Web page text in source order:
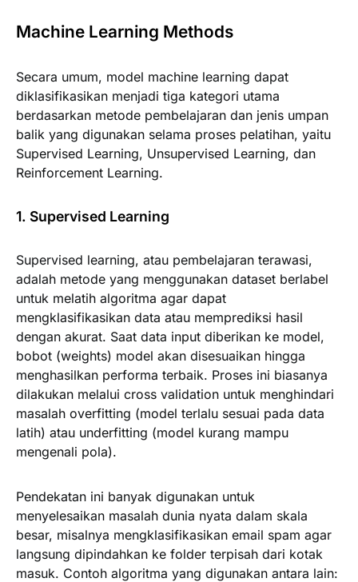
Machine Learning Methods
Secara umum, model machine learning dapat
diklasifikasikan menjadi tiga kategori utama
berdasarkan metode pembelajaran dan jenis umpan
balik yang digunakan selama proses pelatihan, yaitu
Supervised Learning, Unsupervised Learning, dan
Reinforcement Learning.
1. Supervised Learning
Supervised learning, atau pembelajaran terawasi,
adalah metode yang menggunakan dataset berlabel
untuk melatih algoritma agar dapat
mengklasifikasikan data atau memprediksi hasil
dengan akurat. Saat data input diberikan ke model,
bobot (weights) model akan disesuaikan hingga
menghasilkan performa terbaik. Proses ini biasanya
dilakukan melalui cross validation untuk menghindari
masalah overfitting (model terlalu sesuai pada data
latih) atau underfitting (model kurang mampu
mengenali pola).
Pendekatan ini banyak digunakan untuk
menyelesaikan masalah dunia nyata dalam skala
besar, misalnya mengklasifikasikan email spam agar
langsung dipindahkan ke folder terpisah dari kotak
masuk. Contoh algoritma yang digunakan antara lain: